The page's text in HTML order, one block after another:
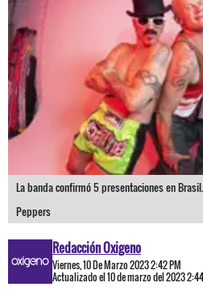
La banda confirmó 5 presentaciones en
Peppers
Redacción Oxigeno
Viernes, 10 De Marzo 2023 2:42 PM
Actualizado el 10 de marzo del 2023